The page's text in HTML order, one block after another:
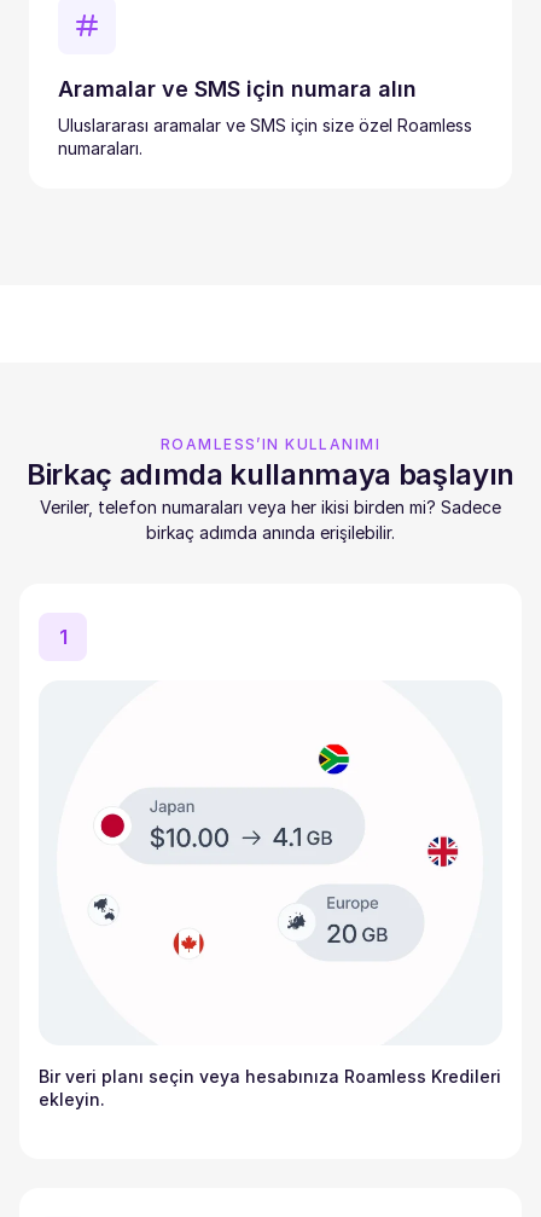
Aramalar ve SMS için numara alın
Uluslararası aramalar ve SMS için size özel Roamless
numaraları.
ROAMLESS’IN KULLANIMI
Birkaç adımda kullanmaya başlayın
Veriler, telefon numaraları veya her ikisi birden mi? Sadece
birkaç adımda anında erişilebilir.
1
Bir veri planı seçin veya hesabınıza Roamless Kredileri
ekleyin.